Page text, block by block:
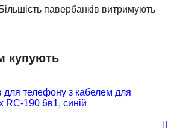
павербанків витримують
купують
для телефону з кабелем для
RC-190 6в1, синій